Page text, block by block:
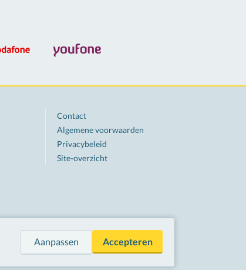
Contact
Algemene voorwaarden
Privacybeleid
Site-overzicht
Aanpassen Accepteren